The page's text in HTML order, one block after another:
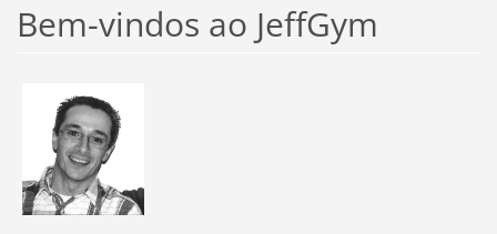
Bem-vindos ao JeffGym